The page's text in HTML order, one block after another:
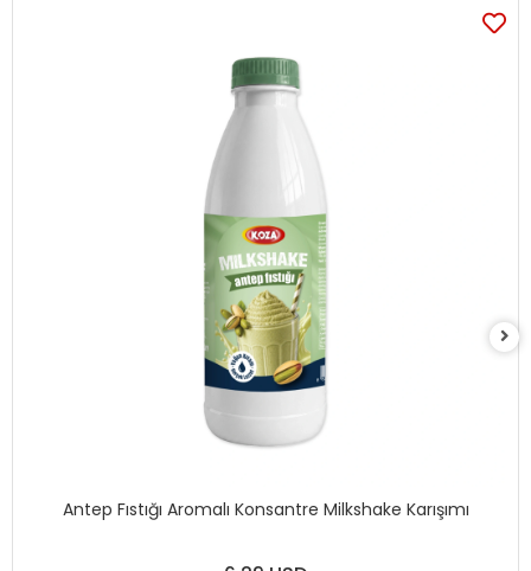
Antep Fıstığı Aromalı Konsantre Milkshake Karışımı